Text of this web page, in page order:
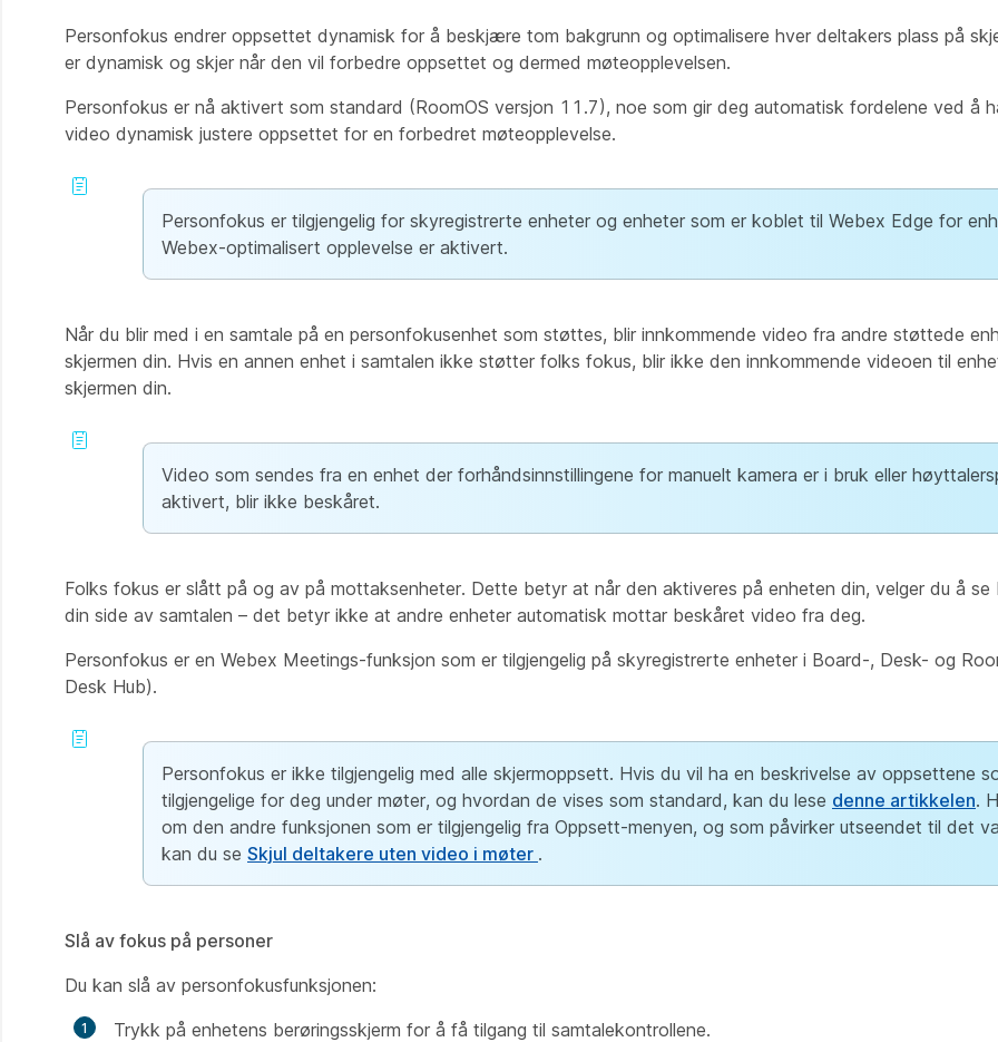
Personfokus endrer oppsettet dynamisk for å beskjære tom bakgrunn og optimalisere hver deltakers plass på
er dynamisk og skjer når den vil forbedre oppsettet og dermed møteopplevelsen.
Personfokus er nå aktivert som standard (RoomOS versjon 11.7), noe som gir deg automatisk fordelene ved å
video dynamisk justere oppsettet for en forbedret møteopplevelse.
Personfokus er tilgjengelig for skyregistrerte enheter og enheter som er koblet til Webex Edge for
Webex-optimalisert opplevelse er aktivert.
Når du blir med i en samtale på en personfokusenhet som støttes, blir innkommende video fra andre støttede
skjermen din. Hvis en annen enhet i samtalen ikke støtter folks fokus, blir ikke den innkommende videoen til
skjermen din.
Video som sendes fra en enhet der forhåndsinnstillingene for manuelt kamera er i bruk eller
aktivert, blir ikke beskåret.
Folks fokus er slått på og av på mottaksenheter. Dette betyr at når den aktiveres på enheten din, velger du å se
din side av samtalen – det betyr ikke at andre enheter automatisk mottar beskåret video fra deg.
Personfokus er en Webex Meetings-funksjon som er tilgjengelig på skyregistrerte enheter i Board-, Desk- og
Desk Hub).
Personfokus er ikke tilgjengelig med alle skjermoppsett. Hvis du vil ha en beskrivelse av oppsettene
tilgjengelige for deg under møter, og hvordan de vises som standard, kan du lese denne artikkelen.
om den andre funksjonen som er tilgjengelig fra Oppsett-menyen, og som påvirker utseendet til det
kan du se Skjul deltakere uten video i møter .
Slå av fokus på personer
Du kan slå av personfokusfunksjonen:
Trykk på enhetens berøringsskjerm for å få tilgang til samtalekontrollene.